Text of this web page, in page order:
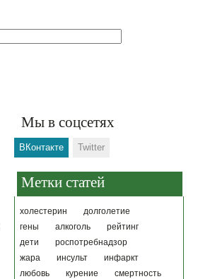
Мы в соцсетях
ВКонтакте Twitter
Метки статей
холестерин
долголетие
гены
алкоголь
рейтинг
дети
роспотребнадзор
жара
инсульт
инфаркт
любовь
курение
смертность